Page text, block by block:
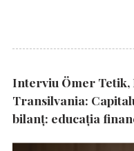
Interviu Ömer Tetik,
Transilvania:
bilanț: educația